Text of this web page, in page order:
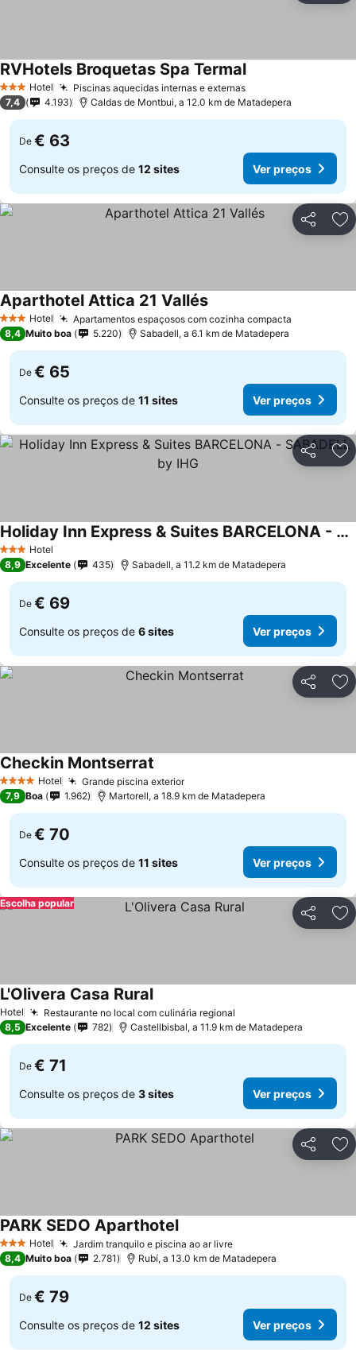
3 EstrelasHotel Piscinas aquecidas internas e externas
RVHotels Broquetas Spa Termal
7,4 4.193 Caldas de Montbui, a 12.0 km de Matadepera
De € 63
Consulte os preços de 12 sites Ver preços
Partilhar
3 EstrelasHotel Apartamentos espaçosos com cozinha compacta
Aparthotel Attica 21 Vallés
8,4 Muito boa 5.220 Sabadell, a 6.1 km de Matadepera
De € 65
Consulte os preços de 11 sites Ver preços
Partilhar
3 EstrelasHotel
Holiday Inn Express & Suites BARCELONA - SABADELL by IHG
8,9 Excelente 435 Sabadell, a 11.2 km de Matadepera
De € 69
Consulte os preços de 6 sites Ver preços
Partilhar
4 EstrelasHotel Grande piscina exterior
Checkin Montserrat
7,9 Boa 1.962 Martorell, a 18.9 km de Matadepera
De € 70
Consulte os preços de 11 sites Ver preços
Partilhar
Escolha popular
Hotel Restaurante no local com culinária regional
L'Olivera Casa Rural
8,5 Excelente 782 Castellbisbal, a 11.9 km de Matadepera
De € 71
Consulte os preços de 3 sites Ver preços
Partilhar
3 EstrelasHotel Jardim tranquilo e piscina ao ar livre
PARK SEDO Aparthotel
8,4 Muito boa 2.781 Rubí, a 13.0 km de Matadepera
De € 79
Consulte os preços de 12 sites Ver preços